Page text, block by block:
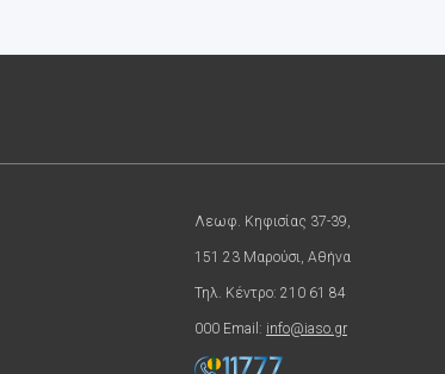
Λεωφ. Κηφισίας 37-39,
151 23 Μαρούσι, Αθήνα
Τηλ. Κέντρο: 210 61 84
000 Email: info@iaso.gr